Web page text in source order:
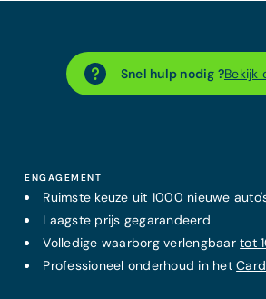
Snel hulp nodig ?Bekijk
ENGAGEMENT
Ruimste keuze uit 1000 nieuwe
Laagste prijs gegarandeerd
Volledige waarborg verlengbaartot
Professioneel onderhoud in het